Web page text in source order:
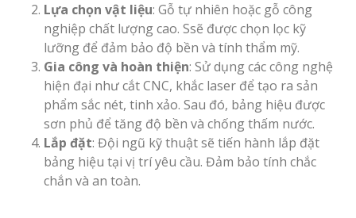
Lựa chọn vật liệu: Gỗ tự nhiên hoặc gỗ công
nghiệp chất lượng cao. Ssẽ được chọn lọc kỹ
lưỡng để đảm bảo độ bền và tính thẩm mỹ.
Gia công và hoàn thiện: Sử dụng các công nghệ
hiện đại như cắt CNC, khắc laser để tạo ra sản
phẩm sắc nét, tinh xảo. Sau đó, bảng hiệu được
sơn phủ để tăng độ bền và chống thấm nước.
Lắp đặt: Đội ngũ kỹ thuật sẽ tiến hành lắp đặt
bảng hiệu tại vị trí yêu cầu. Đảm bảo tính chắc
chắn và an toàn.
Làm biển
tại Vinh Nghệ An
Làm Biển
Nam Đàn Uy Tín Giá
Làm Biển
Mỹ Phẩm Vinh Thu
Hàng